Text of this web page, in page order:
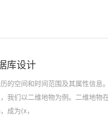
库设计
空间和时间范围及其属性信息
我们以二维地物为例。二维地
成为(x，